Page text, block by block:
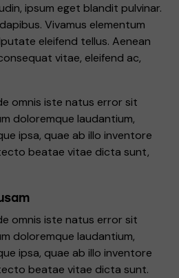
ipsum eget blandit pulvinar.
Vivamus elementum
eleifend tellus. Aenean
vitae, eleifend ac,
omnis iste natus error sit
doloremque laudantium,
ipsa, quae ab illo inventore
beatae vitae dicta sunt,
omnis iste natus error sit
doloremque laudantium,
ipsa, quae ab illo inventore
beatae vitae dicta sunt.